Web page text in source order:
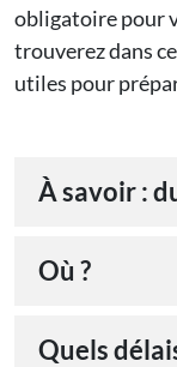
obligatoire pour
trouverez dans
utiles pour
À savoir :
Où ?
Quels